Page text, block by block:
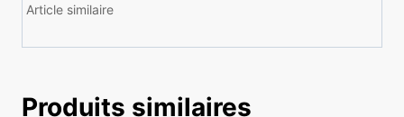
Article similaire
Produits similaires